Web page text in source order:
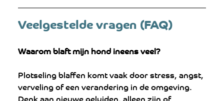
Veelgestelde vragen (FAQ)
Waarom blaft mijn hond ineens veel?
Plotseling blaffen komt vaak door stress, angst,
verveling of een verandering in de omgeving.